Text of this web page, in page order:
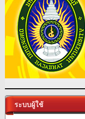
ระบบผู้ใช้